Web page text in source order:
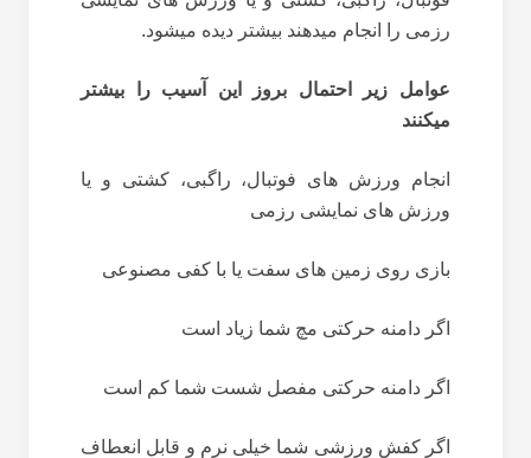
رزمی را انجام میدهند بیشتر دیده میشود.
عوامل زیر احتمال بروز این آسیب را بیشتر
میکنند
انجام ورزش های فوتبال، راگبی، کشتی و یا
ورزش های نمایشی رزمی
بازی روی زمین های سفت یا با کفی مصنوعی
اگر دامنه حرکتی مچ شما زیاد است
اگر دامنه حرکتی مفصل شست شما کم است
اگر کفش ورزشی شما خیلی نرم و قابل انعطاف